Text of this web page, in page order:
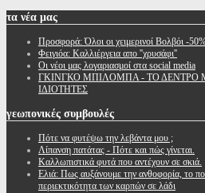
τα νέα μας
Προσφορά: Όλοι οι χειμερινοί Βολβόι -
Φειγιόα: Καλλιέργεια απο ''χρυσάφι''
Oι νέοι μας λογαριασμοί στα social media
ΓΚΙΝΓΚΟ ΜΠΙΛΟΜΠΑ - ΤΟ ΔΕΝΤΡΟ
ΙΔΙΟΤΗΤΕΣ
γεωπονικές συμβουλές
Πότε να φυτέψω την λεβάντα μου ;
Λίπανση πατάτας - Πότε και πώς γίνεται.
Καλλωπιστικά φυτά που αντέχουν σε σκιά.
Ελιά: Πως αυξάνουμε την ανθοφορία, το
περιεκτικότητα των καρπών σε λάδι